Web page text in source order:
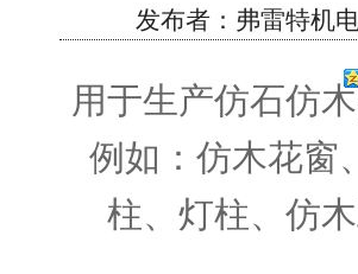
发布者：弗雷特机
用于生产仿石仿
例如：仿木花窗
柱、灯柱、仿